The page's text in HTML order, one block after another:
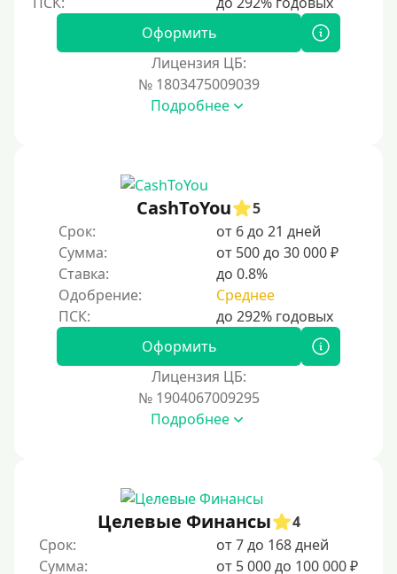
Оформить
Лицензия ЦБ:
№ 1803475009039
Подробнее
CashToYou
5
Срок:
от 6 до 21 дней
Сумма:
от 500 до 30 000 ₽
Ставка:
до 0.8%
Одобрение:
Среднее
Оформить
Лицензия ЦБ:
№ 1904067009295
Подробнее
Целевые Финансы
4
Срок:
от 7 до 168 дней
Сумма:
от 5 000 до 100 000 ₽